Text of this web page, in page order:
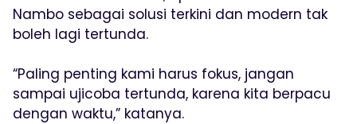
Nambo sebagai solusi terkini dan modern tak
boleh lagi tertunda.
“Paling penting kami harus fokus, jangan
sampai ujicoba tertunda, karena kita berpacu
dengan waktu,” katanya.